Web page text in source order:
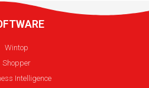
Wintop
Shopper
Intelligence